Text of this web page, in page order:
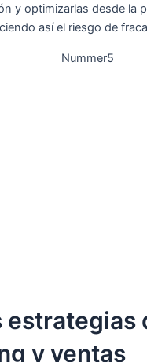
y optimizarlas desde la
así el riesgo de
estrategias
y ventas